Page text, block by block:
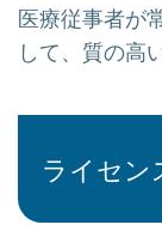
医療従事者が
して、質の高
ライセン